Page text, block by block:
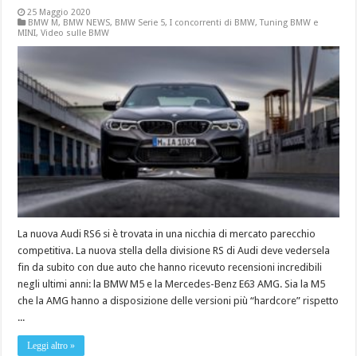
25 Maggio 2020
BMW M, BMW NEWS, BMW Serie 5,I concorrenti di BMW,Tuning BMW e
MINI,Video sulle BMW
La nuova Audi RS6 si è trovata in una nicchia di mercato parecchio
competitiva. La nuova stella della divisione RS di Audi deve vedersela
fin da subito con due auto che hanno ricevuto recensioni incredibili
negli ultimi anni: la BMW M5 e la Mercedes-Benz E63 AMG. Sia la M5
che la AMG hanno a disposizione delle versioni più “hardcore” rispetto
...
Leggi altro »